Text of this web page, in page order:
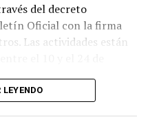
Pontífice sería un
en noviembre, en el
del decreto
Oficial con la firma
Las actividades están